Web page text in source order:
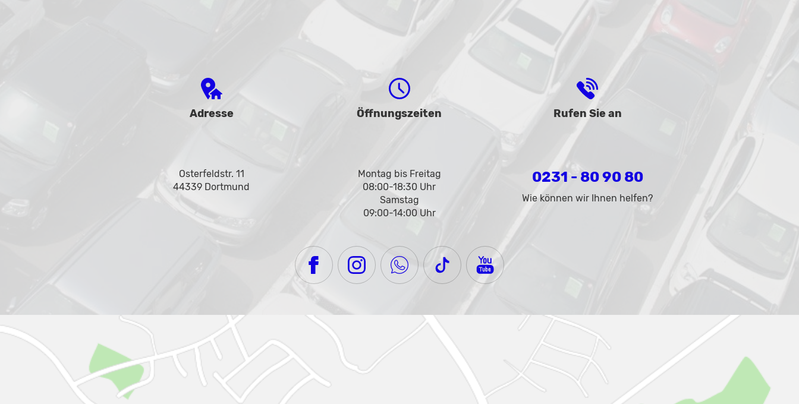
Adresse
Osterfeldstr. 11
44339 Dortmund
Öffnungszeiten
Montag bis Freitag
08:00-18:30 Uhr
Samstag
09:00-14:00 Uhr
Rufen Sie an
0231 - 80 90 80
Wie können wir Ihnen helfen?